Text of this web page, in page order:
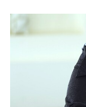
۱۴۰۱/۰۶/۲۱
۱۴۰۴/۰۵/۱۱
و زخم پیش
تجویز کردن یک